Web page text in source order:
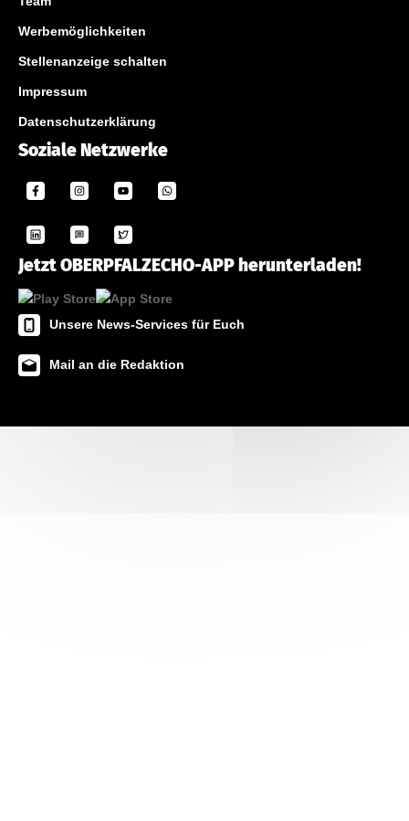
Werbemöglichkeiten
Stellenanzeige schalten
Impressum
Datenschutzerklärung
Soziale Netzwerke
Jetzt OBERPFALZECHO-APP herunterladen!
Unsere News-Services für Euch
Mail an die Redaktion